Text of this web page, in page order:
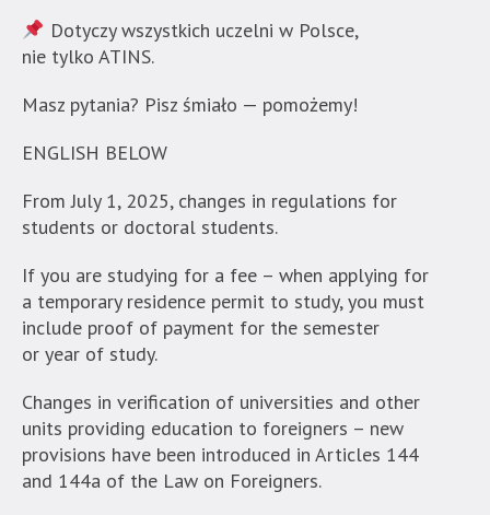
została
wyposażona
dedykowane
skróty
zatem
nawigacja
jest
standardowy
sposób.
Dotyczy wszystkich uczelni w Polsce,
nie tylko ATINS.
Masz pytania? Pisz śmiało — pomożemy!
ENGLISH BELOW
From July 1, 2025, changes in regulations for
students or doctoral students.
If you are studying for a fee – when applying for
a temporary residence permit to study, you must
include proof of payment for the semester
or year of study.
Changes in verification of universities and other
units providing education to foreigners – new
provisions have been introduced in Articles 144
and 144a of the Law on Foreigners.